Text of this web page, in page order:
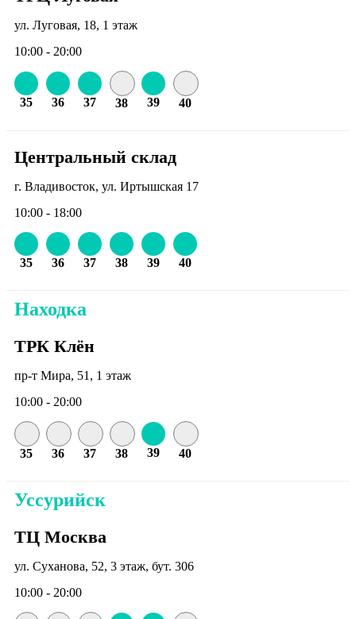
ул. Луговая, 18, 1 этаж
10:00 - 20:00
35 36 37 38 39 40
Центральный склад
г. Владивосток, ул. Иртышская 17
10:00 - 18:00
35 36 37 38 39 40
Находка
ТРК Клён
пр-т Мира, 51, 1 этаж
10:00 - 20:00
35 36 37 38 39 40
Уссурийск
ТЦ Москва
ул. Суханова, 52, 3 этаж, бут. 306
10:00 - 20:00